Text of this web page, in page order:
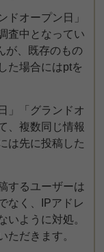
ドオープン日」
査中となってい
が、既存のもの
た場合にはptを
」「グランドオ
、複数同じ情報
は先に投稿した
するユーザーは
なく、IPアドレ
いように対処。
ただきます。